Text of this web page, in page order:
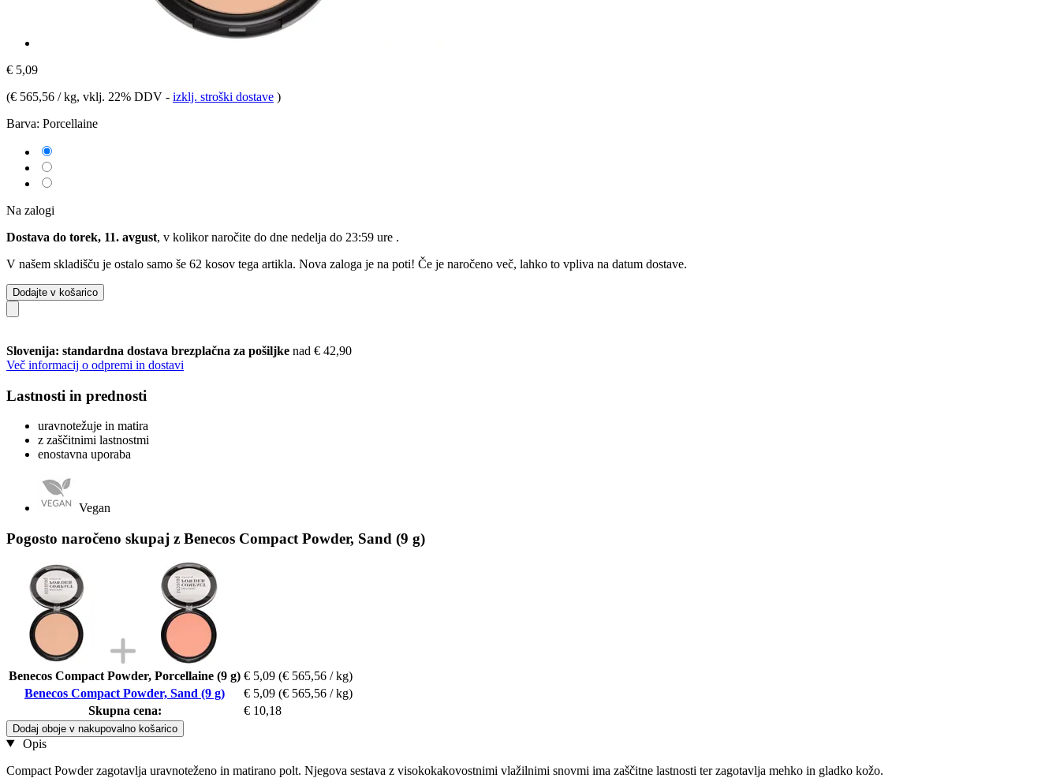
€ 5,09
(€ 565,56 / kg, vklj. 22% DDV - izklj. stroški dostave )
Barva: Porcellaine
Na zalogi
Dostava do torek, 11. avgust, v kolikor naročite do dne nedelja do 23:59 ure .
V našem skladišču je ostalo samo še 62 kosov tega artikla. Nova zaloga je na poti! Če je naročeno več, lahko to vpliva na datum dostave.
Dodajte v košarico
Slovenija: standardna dostava brezplačna za pošiljke nad € 42,90
Več informacij o odpremi in dostavi
Lastnosti in prednosti
uravnotežuje in matira
z zaščitnimi lastnostmi
enostavna uporaba
Vegan
Pogosto naročeno skupaj z Benecos Compact Powder, Sand (9 g)
Benecos Compact Powder, Porcellaine (9 g) € 5,09 (€ 565,56 / kg)
Benecos Compact Powder, Sand (9 g)
€ 5,09 (€ 565,56 / kg)
Skupna cena:
€ 10,18
Dodaj oboje v nakupovalno košarico
Opis
Compact Powder zagotavlja uravnoteženo in matirano polt. Njegova sestava z visokokakovostnimi vlažilnimi snovmi ima zaščitne lastnosti ter zagotavlja mehko in gladko kožo.